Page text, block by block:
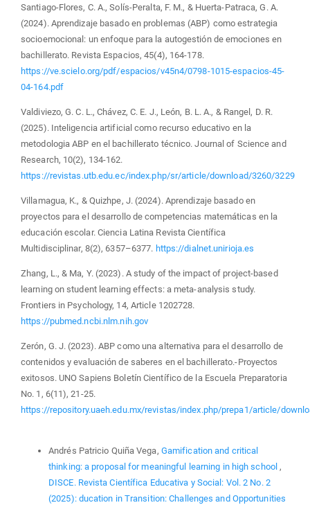
Santiago-Flores, C. A., Solís-Peralta, F. M., & Huerta-Patraca, G. A.
(2024). Aprendizaje basado en problemas (ABP) como estrategia
socioemocional: un enfoque para la autogestión de emociones en
bachillerato. Revista Espacios, 45(4), 164-178.
https://ve.scielo.org/pdf/espacios/v45n4/0798-1015-espacios-45-
04-164.pdf
Valdiviezo, G. C. L., Chávez, C. E. J., León, B. L. A., & Rangel, D. R.
(2025). Inteligencia artificial como recurso educativo en la
metodologia ABP en el bachillerato técnico. Journal of Science and
Research, 10(2), 134-162.
https://revistas.utb.edu.ec/index.php/sr/article/download/3260/3229
Villamagua, K., & Quizhpe, J. (2024). Aprendizaje basado en
proyectos para el desarrollo de competencias matemáticas en la
educación escolar. Ciencia Latina Revista Científica
Multidisciplinar, 8(2), 6357–6377. https://dialnet.unirioja.es
Zhang, L., & Ma, Y. (2023). A study of the impact of project-based
learning on student learning effects: a meta-analysis study.
Frontiers in Psychology, 14, Article 1202728.
https://pubmed.ncbi.nlm.nih.gov
Zerón, G. J. (2023). ABP como una alternativa para el desarrollo de
contenidos y evaluación de saberes en el bachillerato.-Proyectos
exitosos. UNO Sapiens Boletín Científico de la Escuela Preparatoria
No. 1, 6(11), 21-25.
https://repository.uaeh.edu.mx/revistas/index.php/prepa1/article/
Andrés Patricio Quiña Vega, Gamification and critical
thinking: a proposal for meaningful learning in high school,
DISCE. Revista Científica Educativa y Social: Vol. 2 No. 2
(2025): ducation in Transition: Challenges and Opportunities